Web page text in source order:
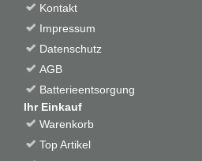
Kontakt
Impressum
Datenschutz
AGB
Batterieentsorgung
Ihr Einkauf
Warenkorb
Top Artikel